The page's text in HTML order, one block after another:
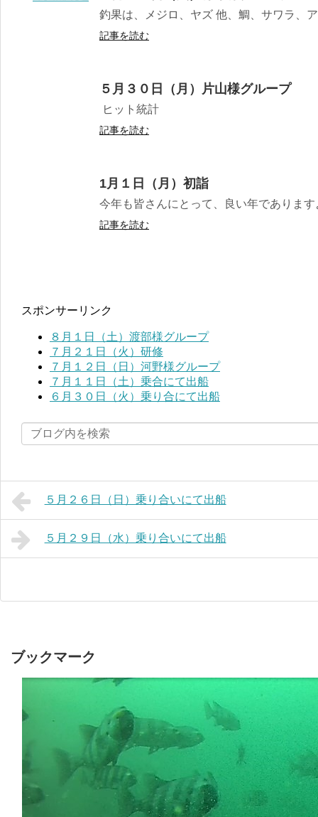
釣果は、メジロ、ヤズ 他、鯛、サワラ、
記事を読む
５月３０日（月）片山様グループ
ヒット統計
記事を読む
1月１日（月）初詣
今年も皆さんにとって、良い年でありま
記事を読む
スポンサーリンク
８月１日（土）渡部様グループ
７月２１日（火）研修
７月１２日（日）河野様グループ
７月１１日（土）乗合にて出船
６月３０日（火）乗り合にて出船
５月２６日（日）乗り合いにて出船
５月２９日（水）乗り合いにて出船
ブックマーク